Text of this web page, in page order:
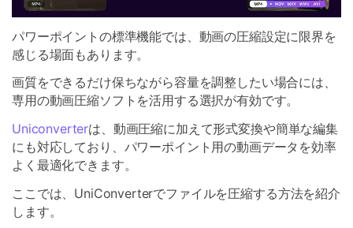
パワーポイントの標準機能では、動画の圧縮設定に限界を
感じる場面もあります。
画質をできるだけ保ちながら容量を調整したい場合には、
専用の動画圧縮ソフトを活用する選択が有効です。
Uniconverterは、動画圧縮に加えて形式変換や簡単な編集
にも対応しており、パワーポイント用の動画データを効率
よく最適化できます。
ここでは、UniConverterでファイルを圧縮する方法を紹介
します。